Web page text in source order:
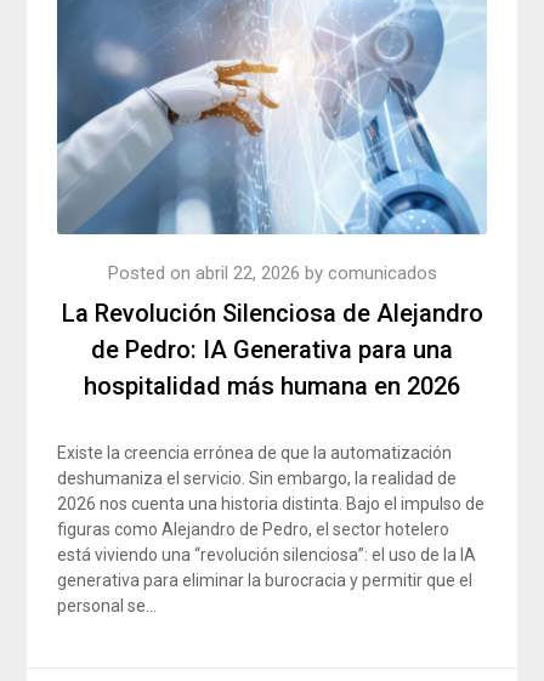
La Revolución Silenciosa de Alejandro
de Pedro: IA Generativa para una
hospitalidad más humana en 2026
Posted on abril 22, 2026 by comunicados
Existe la creencia errónea de que la automatización
deshumaniza el servicio. Sin embargo, la realidad de
2026 nos cuenta una historia distinta. Bajo el impulso de
figuras como Alejandro de Pedro, el sector hotelero
está viviendo una “revolución silenciosa”: el uso de la IA
generativa para eliminar la burocracia y permitir que el
personal se…